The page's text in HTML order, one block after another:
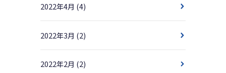
2022年4月 (4)
2022年3月 (2)
2022年2月 (2)